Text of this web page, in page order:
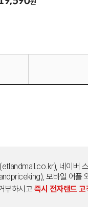
네이버
모바일 어플
부하시고 즉시 전자랜드